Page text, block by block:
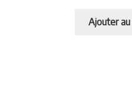
Ajouter au